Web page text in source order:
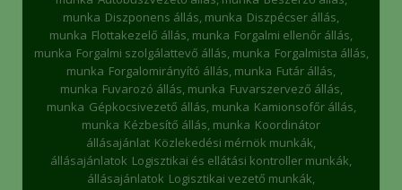
munka Diszponens állás, munka Diszpécser állás,
munka Flottakezelő állás, munka Forgalmi ellenőr állás,
munka Forgalmi szolgálattevő állás, munka Forgalmista állás,
munka Forgalomirányító állás, munka Futár állás,
munka Fuvarozó állás, munka Fuvarszervező állás,
munka Gépkocsivezető állás, munka Kamionsofőr állás,
munka Kézbesítő állás, munka Koordinátor
állásajánlat Közlekedési mérnök munkák,
állásajánlatok Logisztikai és ellátási kontroller munkák,
állásajánlatok Logisztikai vezető munkák,